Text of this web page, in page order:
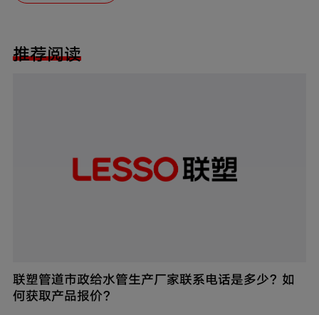
推荐阅读
联塑管道市政给水管生产厂家联系电话是多少？如
何获取产品报价？